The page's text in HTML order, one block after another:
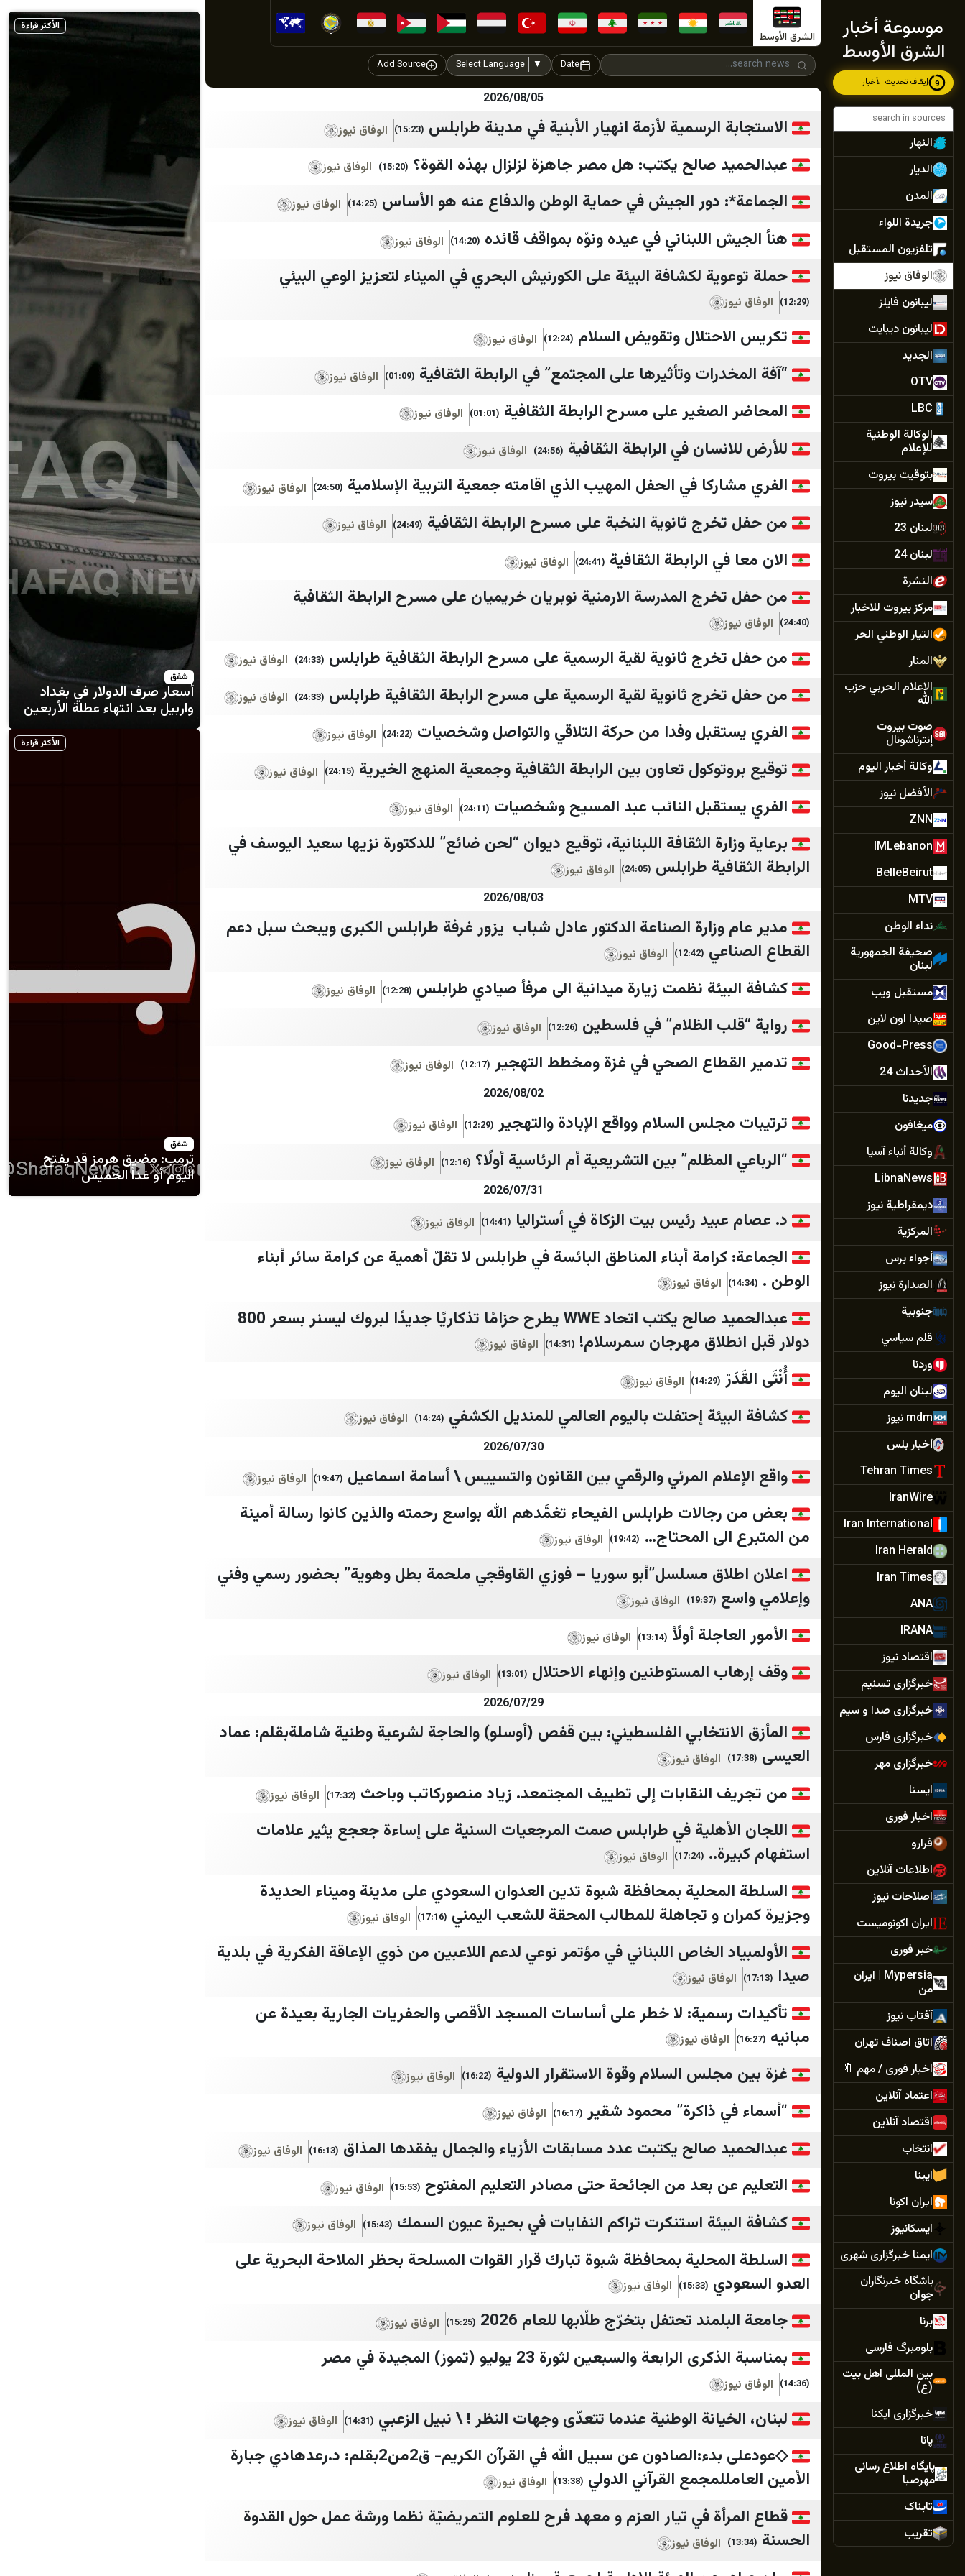
موسوعة أخبار
الشرق الأوسط
7 إيقاف تحديث الأخبار
سالم زهران
Mona Succar
Labaky
لبنان الكبير
Newsalist
النهار
الديار
المدن
جريدة اللواء
تلفزيون المستقبل
الوفاق نيوز
ليبانون فايلز
ليبانون ديبايت
الجديد
OTV
LBC
الوكالة الوطنية
للإعلام
بتوقيت بيروت
سيدر نيوز
لبنان 23
لبنان 24
النشرة
مركز بيروت للاخبار
التيار الوطني الحر
المنار
الإعلام الحربي حزب
الله
صوت بيروت
إنترناشونال
وكالة أخبار اليوم
الأفضل نيوز
ZNN
IMLebanon
BelleBeirut
MTV
نداء الوطن
صحيفة الجمهورية
لبنان
مستقبل ويب
صيدا اون لاين
Good-Press
الأحداث 24
جديدنا
ميغافون
وكالة أنباء آسيا
LibnaNews
ديمقراطية نيوز
المركزية
أجواء برس
الصدارة نيوز
جنوبية
قلم سياسي
وردنا
لبنان اليوم
mdm نيوز
أخبار بلس
Tehran Times
IranWire
Iran International
Iran Herald
Iran Times
ANA
IRANA
اقتصاد نیوز
خبرگزاری تسنیم
خبرگزاری صدا و سیم
خبرگزاری فارس
خبرگزاری مهر
ایسنا
اخبار فوری
فرارو
اطلاعات آنلاین
اصلاحات‌ نیوز
ایران اکونومیست
خبر فوری
Mypersia | ايران
من
آفتاب نیوز
اتاق اصناف تهران
اخبار فوری / مهم 🔖
اعتماد آنلاین
اقتصاد آنلاین
انتخاب
ایبنا
ایران اکونا
ایسکانیوز
ایمنا خبرگزاری شهری
باشگاه خبرنگاران
جوان
برنا
بلومبرگ فارسی
بین المللی اهل بیت
(ع)
خبرگزاری ایکنا
پانا
پایگاه اطلاع رسانی
مهرصبا
تابناک
تقريب
الشرق الأوسط
Date
Select Language ▼
Add Source
2026/08/05
الاستجابة الرسمية لأزمة انهيار الأبنية في مدينة طرابلس (15:23) الوفاق نيوز
عبدالحميد صالح يكتب: هل مصر جاهزة لزلزال بهذه القوة؟ (15:20) الوفاق نيوز
الجماعة*: دور الجيش في حماية الوطن والدفاع عنه هو الأساس (14:25) الوفاق نيوز
هنأ الجيش اللبناني في عيده ونوّه بمواقف قائده (14:20) الوفاق نيوز
حملة توعوية لكشافة البيئة على الكورنيش البحري في الميناء لتعزيز الوعي البيئي
(12:29) الوفاق نيوز
تكريس الاحتلال وتقويض السلام (12:24) الوفاق نيوز
“آفة المخدرات وتأثيرها على المجتمع” في الرابطة الثقافية (01:09) الوفاق نيوز
المحاضر الصغير على مسرح الرابطة الثقافية (01:01) الوفاق نيوز
للأرض للانسان في الرابطة الثقافية (24:56) الوفاق نيوز
الفري مشاركا في الحفل المهيب الذي اقامته جمعية التربية الإسلامية (24:50) الوفاق نيوز
من حفل تخرج ثانوية النخبة على مسرح الرابطة الثقافية (24:49) الوفاق نيوز
الان معا في الرابطة الثقافية (24:41) الوفاق نيوز
من حفل تخرج المدرسة الارمنية نوبريان خريميان على مسرح الرابطة الثقافية
(24:40) الوفاق نيوز
من حفل تخرج ثانوية لقية الرسمية على مسرح الرابطة الثقافية طرابلس (24:33) الوفاق نيوز
من حفل تخرج ثانوية لقية الرسمية على مسرح الرابطة الثقافية طرابلس (24:33) الوفاق نيوز
الفري يستقبل وفدا من حركة التلاقي والتواصل وشخصيات (24:22) الوفاق نيوز
توقيع بروتوكول تعاون بين الرابطة الثقافية وجمعية المنهج الخيرية (24:15) الوفاق نيوز
الفري يستقبل النائب عبد المسيح وشخصيات (24:11) الوفاق نيوز
برعاية وزارة الثقافة اللبنانية، توقيع ديوان “لحن ضائع” للدكتورة نزيها سعيد اليوسف في
الرابطة الثقافية طرابلس (24:05)
الوفاق نيوز
2026/08/03
مدير عام وزارة الصناعة الدكتور عادل شباب يزور غرفة طرابلس الكبرى ويبحث سبل دعم
القطاع الصناعي (12:42) الوفاق نيوز
كشافة البيئة نظمت زيارة ميدانية الى مرفأ صيادي طرابلس (12:28) الوفاق نيوز
رواية “قلب الظلام” في فلسطين (12:26) الوفاق نيوز
تدمير القطاع الصحي في غزة ومخطط التهجير (12:17)
الوفاق نيوز
2026/08/02
ترتيبات مجلس السلام وواقع الإبادة والتهجير (12:29) الوفاق نيوز
“الرباعي المظلم” بين التشريعية أم الرئاسية أولًا؟ (12:16)
الوفاق نيوز
2026/07/31
د. عصام عبيد رئيس بيت الزكاة في أستراليا (14:41) الوفاق نيوز
الجماعة: كرامة أبناء المناطق البائسة في طرابلس لا تقلّ أهمية عن كرامة سائر أبناء
الوطن . (14:34) الوفاق نيوز
عبدالحميد صالح يكتب اتحاد WWE يطرح حزامًا تذكاريًا جديدًا لبروك ليسنر بسعر 800
دولار قبل انطلاق مهرجان سمرسلام! (14:31) الوفاق نيوز
أُنْثَى القَدَرْ (14:29) الوفاق نيوز
كشافة البيئة إحتفلت باليوم العالمي للمنديل الكشفي (14:24)
الوفاق نيوز
2026/07/30
واقع الإعلام المرئي والرقمي بين القانون والتسييس \ أسامة اسماعيل (19:47) الوفاق نيوز
بعض من رجالات طرابلس الفيحاء تغمَّدهم الله بواسع رحمته والذين كانوا رسالة أمينة
من المتبرع الى المحتاج… (19:42) الوفاق نيوز
اعلان اطلاق مسلسل”أبو سوريا – فوزي القاوقجي ملحمة بطل وهوية” بحضور رسمي وفني
وإعلامي واسع (19:37) الوفاق نيوز
الأمور العاجلة أولًأ (13:14) الوفاق نيوز
وقف إرهاب المستوطنين وإنهاء الاحتلال (13:01)
الوفاق نيوز
2026/07/29
المأزق الانتخابي الفلسطيني: بين قفص (أوسلو) والحاجة لشرعية وطنية شاملةبقلم: عماد
العيسى (17:38) الوفاق نيوز
من تجريف النقابات إلى تطييف المجتمعد. زياد منصوركاتب وباحث (17:32) الوفاق نيوز
اللجان الأهلية في طرابلس صمت المرجعيات السنية على إساءة جعجع يثير علامات
استفهام كبيرة.. (17:24) الوفاق نيوز
السلطة المحلية بمحافظة شبوة تدين العدوان السعودي على مدينة وميناء الحديدة
وجزيرة كمران و تجاهلة للمطالب المحقة للشعب اليمني (17:16) الوفاق نيوز
الأولمبياد الخاص اللبناني في مؤتمر نوعي لدعم اللاعبين من ذوي الإعاقة الفكرية في بلدية
صيدا (17:13) الوفاق نيوز
تأكيدات رسمية: لا خطر على أساسات المسجد الأقصى والحفريات الجارية بعيدة عن
مبانيه (16:27) الوفاق نيوز
غزة بين مجلس السلام وقوة الاستقرار الدولية (16:22) الوفاق نيوز
“أسماء في ذاكرة” محمود شقير (16:17) الوفاق نيوز
عبدالحميد صالح يكتبت عدد مسابقات الأزياء والجمال يفقدها المذاق (16:13) الوفاق نيوز
التعليم عن بعد من الجائحة حتى مصادر التعليم المفتوح (15:53) الوفاق نيوز
كشافة البيئة استنكرت تراكم النفايات في بحيرة عيون السمك (15:43) الوفاق نيوز
السلطة المحلية بمحافظة شبوة تبارك قرار القوات المسلحة بحظر الملاحة البحرية على
العدو السعودي (15:33) الوفاق نيوز
جامعة البلمند تحتفل بتخرّج طلّابها للعام 2026 (15:25) الوفاق نيوز
بمناسبة الذكرى الرابعة والسبعين لثورة 23 يوليو (تموز) المجيدة في مصر
(14:36) الوفاق نيوز
لبنان، الخيانة الوطنية عندما تتعدّى وجهات النظر ! \ نبيل الزعبي (14:31) الوفاق نيوز
◇عودعلى بدء:الصادون عن سبيل الله في القرآن الكريم- ق2من2بقلم: د.رعدهادي جبارة
الأمين العامللمجمع القرآني الدولي (13:38) الوفاق نيوز
قطاع المرأة في تيار العزم و معهد فرح للعلوم التمريضيّة نظما ورشة عمل حول القدوة
الحسنة (13:34) الوفاق نيوز
شفق
أسعار صرف الدولار في بغداد
واربيل بعد انتهاء عطلة الأربعين
الأكثر قراءة
شفق
ترمب: مضيق هرمز قد يفتح
اليوم أو غداً الخميس
الأكثر قراءة